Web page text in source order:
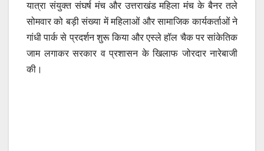
यात्रा संयुक्त संघर्ष मंच और उत्तराखंड महिला मंच के बैनर तले
सोमवार को बड़ी संख्या में महिलाओं और सामाजिक कार्यकर्ताओं ने
गांधी पार्क से प्रदर्शन शुरू किया और एस्ले हॉल चैक पर सांकेतिक
जाम लगाकर सरकार व प्रशासन के खिलाफ जोरदार नारेबाजी
की।